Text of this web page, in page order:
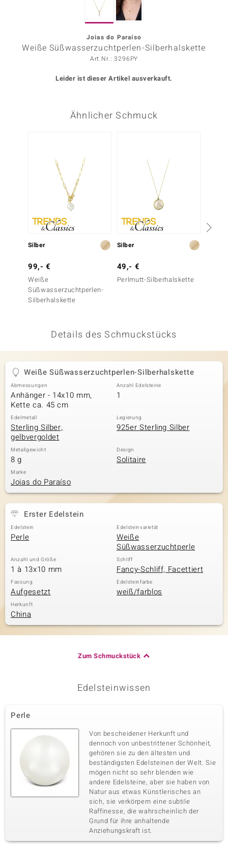
Collection
Collection
Classics
Joias do Paraíso
Weiße Süßwasserzuchtperlen-Silberhalskette
Art.Nr.: 3296PY
Leider ist dieser Artikel ausverkauft.
Ähnlicher Schmuck
Silber
99,- €
Weiße
Süßwasserzuchtperlen-
Silberhalskette
Silber
49,- €
Perlmutt-Silberhalskette
Details des Schmuckstücks
Weiße Süßwasserzuchtperlen-Silberhalskette
Abmessungen
Anhänger - 14x10 mm,
Kette ca. 45 cm
Anzahl Edelsteine
1
Edelmetall
Sterling Silber,
gelbvergoldet
Legierung
925er Sterling Silber
Metallgewicht
8 g
Design
Solitaire
Marke
Joias do Paraíso
Erster Edelstein
Edelstein
Perle
Edelsteinvarietät
Weiße
Süßwasserzuchtperle
Anzahl und Größe
1 à 13x10 mm
Schliff
Fancy-Schliff, Facettiert
Fassung
Aufgesetzt
Edelsteinfarbe
weiß/farblos
Herkunft
China
Zum Schmuckstück
Edelsteinwissen
Perle
Von bescheidener Herkunft und
dennoch von unbestrittener Schönheit,
gehören sie zu den ältesten und
beständigsten Edelsteinen der Welt. Sie
mögen nicht so sehr blenden wie
andere Edelsteine, aber sie haben von
Natur aus etwas Künstlerisches an
sich, sie verkörpern eine subtile
Raffinesse, die wahrscheinlich der
Grund für ihre anhaltende
Anziehungskraft ist.